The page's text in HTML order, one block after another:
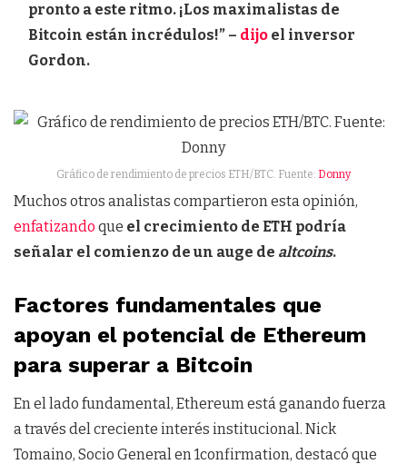
pronto a este ritmo. ¡Los maximalistas de
Bitcoin están incrédulos!” – dijo el inversor
Gordon.
Gráfico de rendimiento de precios ETH/BTC. Fuente: Donny
Muchos otros analistas compartieron esta opinión,
enfatizando que el crecimiento de ETH podría
señalar el comienzo de un auge de altcoins.
Factores fundamentales que
apoyan el potencial de Ethereum
para superar a Bitcoin
En el lado fundamental, Ethereum está ganando fuerza
a través del creciente interés institucional. Nick
Tomaino, Socio General en 1confirmation, destacó que